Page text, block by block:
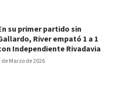
de Marzo de 2026
su primer partido sin
River empató 1 a 1
Independiente Rivadavia